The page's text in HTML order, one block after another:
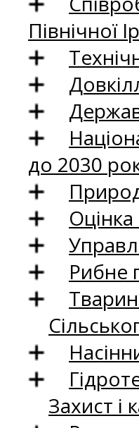
Північної
до 2030
Рибне
Захист і